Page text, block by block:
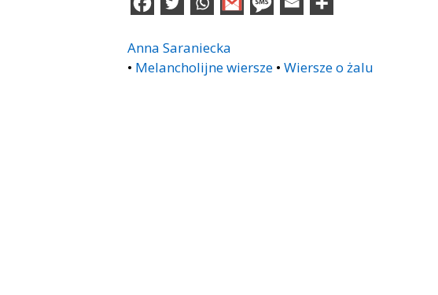
Anna Saraniecka
• Melancholijne wiersze • Wiersze o żalu